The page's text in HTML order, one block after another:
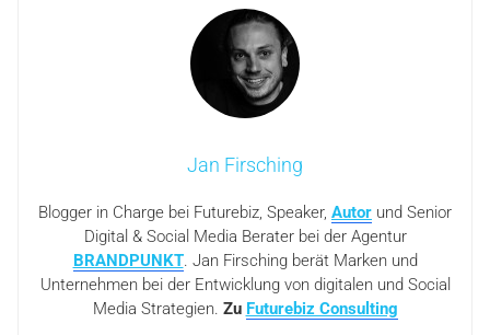
Jan Firsching
Blogger in Charge bei Futurebiz, Speaker, Autor und Senior
Digital & Social Media Berater bei der Agentur
BRANDPUNKT. Jan Firsching berät Marken und
Unternehmen bei der Entwicklung von digitalen und Social
Media Strategien. Zu Futurebiz Consulting